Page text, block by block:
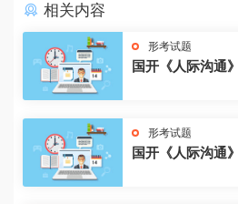
相关内容
形考试题
国开《人际沟通
形考试题
国开《人际沟通